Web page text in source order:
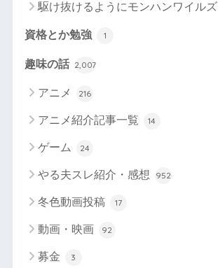
駆け抜けるようにモンハンワイルズ
資格とか勉強 1
趣味の話 2,007
アニメ 216
アニメ紹介記事一覧 14
ゲーム 24
やる夫スレ紹介・感想 952
冬色動画投稿 17
動画・映画 92
募金 3